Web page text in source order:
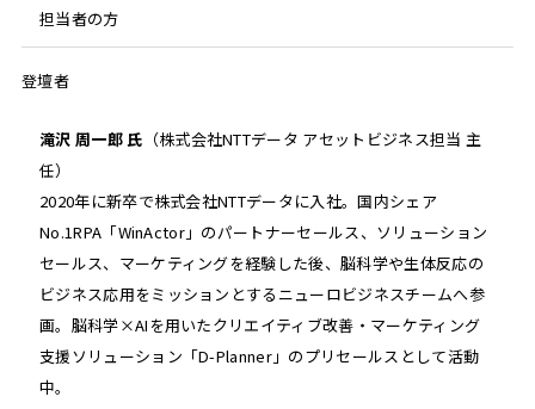
担当者の方
登壇者
滝沢 周一郎 氏 （株式会社NTTデータ アセットビジネス担当 主
任）
2020年に新卒で株式会社NTTデータに入社。国内シェア
No.1RPA「WinActor」のパートナーセールス、ソリューション
セールス、マーケティングを経験した後、脳科学や生体反応の
ビジネス応用をミッションとするニューロビジネスチームへ参
画。脳科学×AIを用いたクリエイティブ改善・マーケティング
支援ソリューション「D-Planner」のプリセールスとして活動
中。